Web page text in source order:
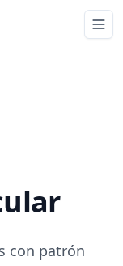
con patrón